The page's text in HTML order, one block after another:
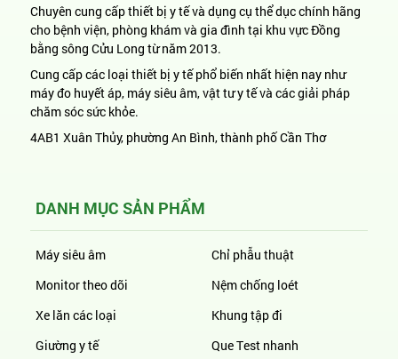
Chuyên cung cấp thiết bị y tế và dụng cụ thể dục chính hãng
cho bệnh viện, phòng khám và gia đình tại khu vực Đồng
bằng sông Cửu Long từ năm 2013.
Cung cấp các loại thiết bị y tế phổ biến nhất hiện nay như
máy đo huyết áp, máy siêu âm, vật tư y tế và các giải pháp
chăm sóc sức khỏe.
4AB1 Xuân Thủy, phường An Bình, thành phố Cần Thơ
DANH MỤC SẢN PHẨM
Máy siêu âm
Monitor theo dõi
Xe lăn các loại
Giường y tế
Chỉ phẫu thuật
Nệm chống loét
Khung tập đi
Que Test nhanh